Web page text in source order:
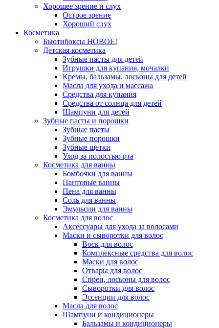
Хорошее зрение и слух
Острое зрение
Хороший слух
Косметика
Бьютибоксы НОВОЕ!
Детская косметика
Зубные пасты для детей
Игрушки для купания, мочалки
Кремы, бальзамы, лосьоны для детей
Масла для ухода и массажа
Средства для купания
Средства от солнца для детей
Шампуни для детей
Зубные пасты и порошки
Зубные пасты
Зубные порошки
Зубные щетки
Уход за полостью рта
Косметика для ванны
Бомбочки для ванны
Пантовые ванны
Пена для ванны
Соль для ванны
Эмульсии для ванны
Косметика для волос
Аксессуары для ухода за волосами
Маски и сыворотки для волос
Воск для волос
Комплексные средства для волос
Маски для волос
Отвары для волос
Спреи, лосьоны для волос
Сыворотки для волос
Эссенции для волос
Масла для волос
Шампуни и кондиционеры
Бальзамы и кондиционеры